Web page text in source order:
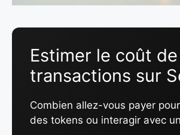
Estimer le coût
transactions sur
Combien allez-vous payer
des tokens ou interagir avec